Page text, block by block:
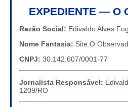
EXPEDIENTE — O
Razão Social: Edivaldo Alves
Nome Fantasia: Site O
CNPJ: 30.142.607/0001-77
Jornalista Responsável:
1209/RO